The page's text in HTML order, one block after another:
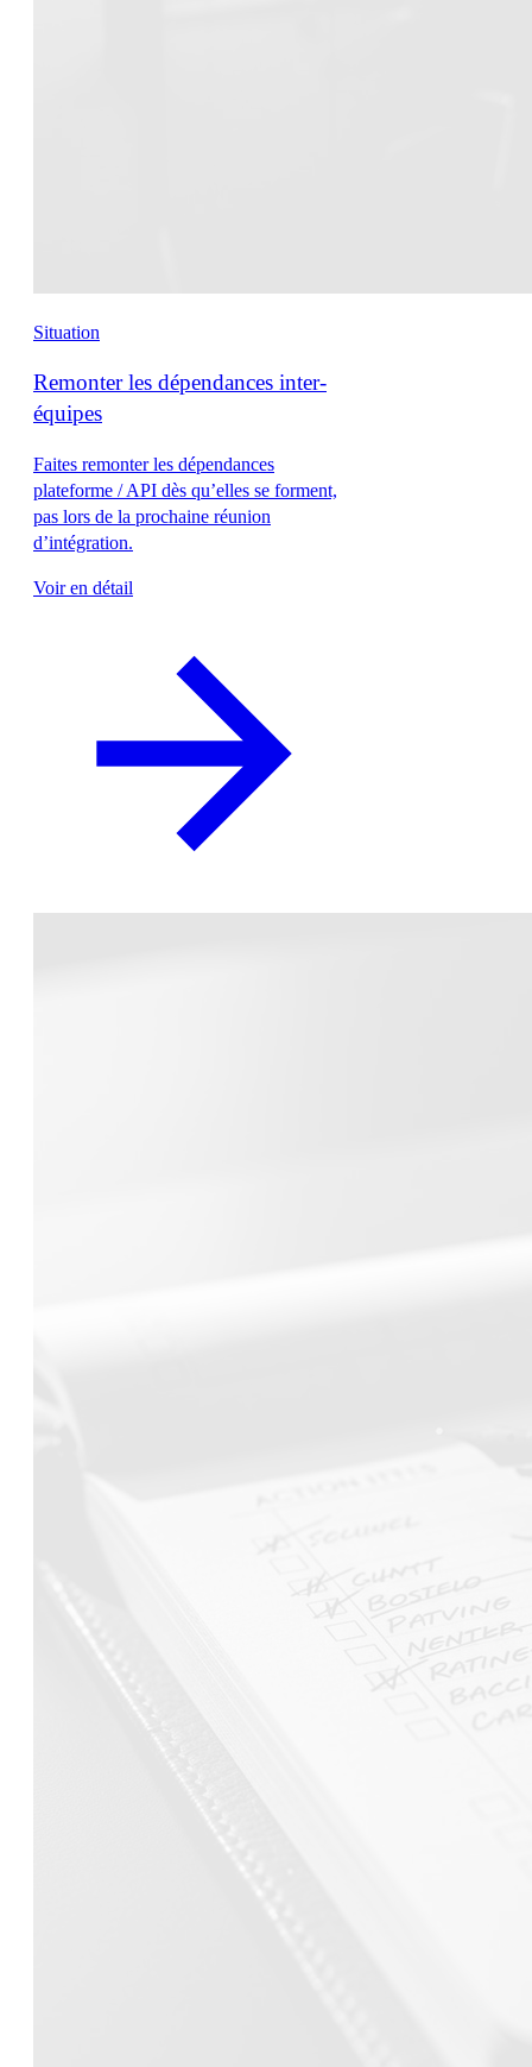
Situation
Remonter les dépendances inter-
équipes
Faites remonter les dépendances
plateforme / API dès qu’elles se forment,
pas lors de la prochaine réunion
d’intégration.
Voir en détail